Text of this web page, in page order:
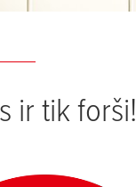
ir tik forši!